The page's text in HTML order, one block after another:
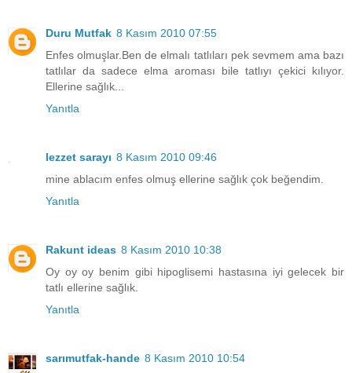
Duru Mutfak 8 Kasım 2010 07:55
Enfes olmuşlar.Ben de elmalı tatlıları pek sevmem ama bazı
tatlılar da sadece elma aroması bile tatlıyı çekici kılıyor.
Ellerine sağlık...
Yanıtla
lezzet sarayı 8 Kasım 2010 09:46
mine ablacım enfes olmuş ellerine sağlık çok beğendim.
Yanıtla
Rakunt ideas 8 Kasım 2010 10:38
Oy oy oy benim gibi hipoglisemi hastasına iyi gelecek bir
tatlı ellerine sağlık.
Yanıtla
sarımutfak-hande 8 Kasım 2010 10:54